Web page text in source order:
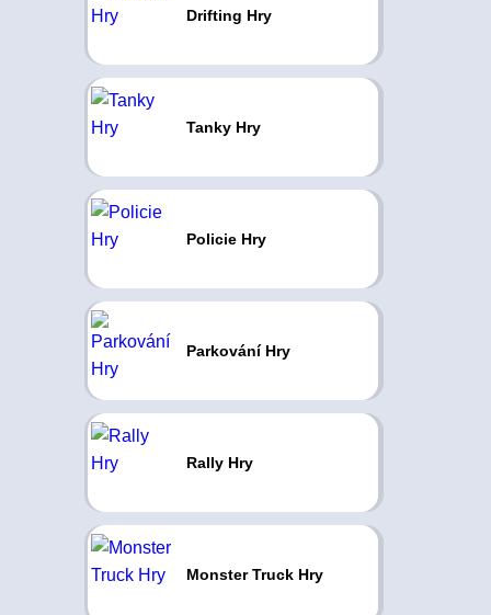
Drifting Hry
Tanky Hry
Policie Hry
Parkování Hry
Rally Hry
Monster Truck Hry